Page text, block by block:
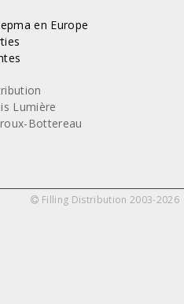
en Europe
Lumière
Bottereau
Filling Distribution 2003-2026